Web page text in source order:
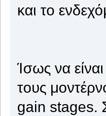
και το
Ίσως να
τους
gain stages.